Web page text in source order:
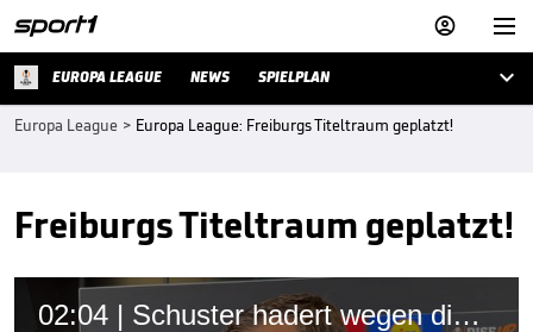


EUROPA LEAGUE NEWS SPIELPLAN 
Europa League > Europa League: Freiburgs Titeltraum geplatzt!
Freiburgs Titeltraum geplatzt!
02:04 | Schuster hadert wegen dieser Szene